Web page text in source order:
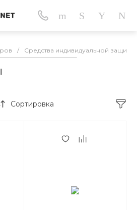
/ Средства индивидуальной защиты
Сортировка